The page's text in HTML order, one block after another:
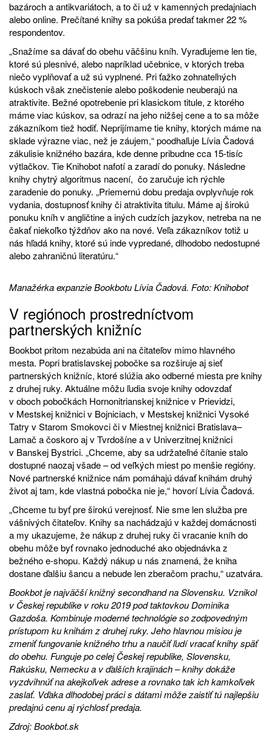
bazároch a antikvariátoch, a to či už v kamenných predajniach
alebo online. Prečítané knihy sa pokúša predať takmer 22 %
respondentov.
„Snažíme sa dávať do obehu väčšinu kníh. Vyraďujeme len tie,
ktoré sú plesnivé, alebo napríklad učebnice, v ktorých treba
niečo vyplňovať a už sú vyplnené. Pri ťažko zohnateľných
kúskoch však znečistenie alebo poškodenie neuberajú na
atraktivite. Bežné opotrebenie pri klasickom titule, z ktorého
máme viac kúskov, sa odrazí na jeho nižšej cene a to sa môže
zákazníkom tiež hodiť. Neprijímame tie knihy, ktorých máme na
sklade výrazne viac, než je záujem,“ poodhaľuje Lívia Čadová
zákulisie knižného bazára, kde denne pribudne cca 15-tisíc
výtlačkov. Tie Knihobot nafotí a zaradí do ponuky. Následne
knihy chytrý algoritmus nacení, čo zaručuje ich rýchle
zaradenie do ponuky. „Priemernú dobu predaja ovplyvňuje rok
vydania, dostupnosť knihy či atraktivita titulu. Máme aj širokú
ponuku kníh v angličtine a iných cudzích jazykov, netreba na ne
čakať niekoľko týždňov ako na nové. Veľa zákazníkov totiž u
nás hľadá knihy, ktoré sú inde vypredané, dlhodobo nedostupné
alebo zahraničnú literatúru.“
Manažérka expanzie Bookbotu Lívia Čadová. Foto: Knihobot
V regiónoch prostredníctvom
partnerských knižníc
Bookbot pritom nezabúda ani na čitateľov mimo hlavného
mesta. Popri bratislavskej pobočke sa rozširuje aj sieť
partnerských knižníc, ktoré slúžia ako odberné miesta pre knihy
z druhej ruky. Aktuálne môžu ľudia svoje knihy odovzdať
v oboch pobočkách Hornonitrianskej knižnice v Prievidzi,
v Mestskej knižnici v Bojniciach, v Mestskej knižnici Vysoké
Tatry v Starom Smokovci či v Miestnej knižnici Bratislava–
Lamač a čoskoro aj v Tvrdošíne a v Univerzitnej knižnici
v Banskej Bystrici. „Chceme, aby sa udržateľné čítanie stalo
dostupné naozaj všade – od veľkých miest po menšie regióny.
Nové partnerské knižnice nám pomáhajú dávať knihám druhý
život aj tam, kde vlastná pobočka nie je,“ hovorí Lívia Čadová.
„Chceme tu byť pre širokú verejnosť. Nie sme len služba pre
vášnivých čitateľov. Knihy sa nachádzajú v každej domácnosti
a my ukazujeme, že nákup z druhej ruky či vracanie kníh do
obehu môže byť rovnako jednoduché ako objednávka z
bežného e-shopu. Každý nákup u nás znamená, že kniha
dostane ďalšiu šancu a nebude len zberačom prachu,“ uzatvára.
Bookbotje najväčší knižný secondhand na Slovensku. Vznikol
v Českej republike v roku 2019 pod taktovkou Dominika
Gazdoša. Kombinuje moderné technológie so zodpovedným
prístupom ku knihám z druhej ruky. Jeho hlavnou misiou je
zmeniť fungovanie knižného trhu a naučiť ľudí vracať knihy späť
do obehu. Funguje po celej Českej republike, Slovensku,
Rakúsku, Nemecku a v ďalších krajinách – knihy dokáže
vyzdvihnúť na akejkoľvek adrese a rovnako tak ich kamkoľvek
zaslať. Vďaka dlhodobej práci s dátami môže zaistiť tú najlepšiu
predajnú cenu aj rýchlosť predaja.
Zdroj:Bookbot.sk